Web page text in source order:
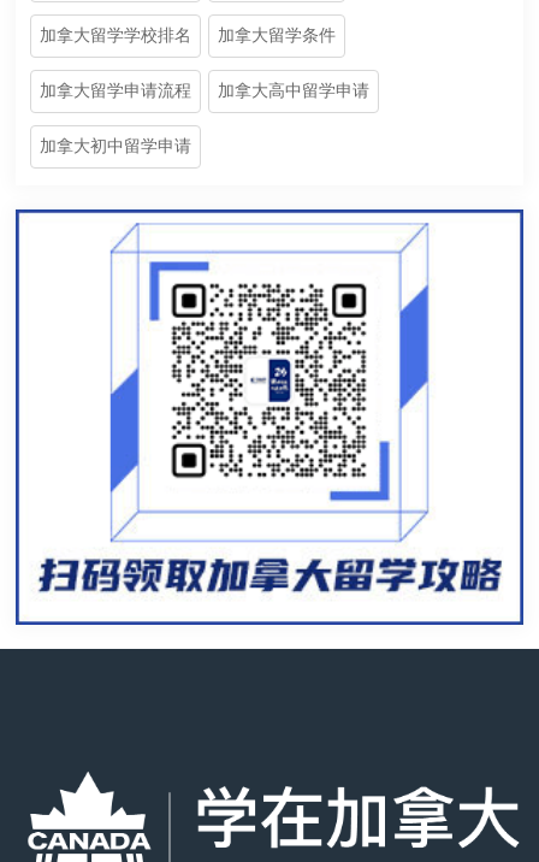
加拿大留学学校排名 加拿大留学条件
加拿大留学申请流程 加拿大高中留学申请
加拿大初中留学申请